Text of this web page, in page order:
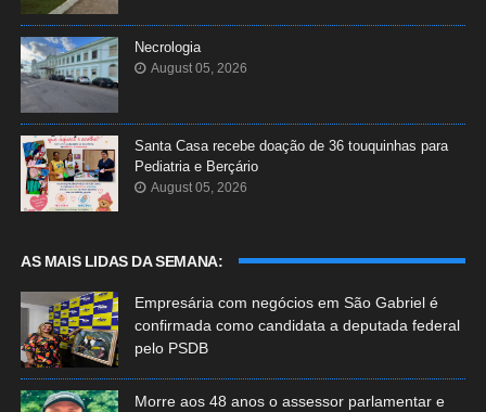
Necrologia
August 05, 2026
Santa Casa recebe doação de 36 touquinhas para
Pediatria e Berçário
August 05, 2026
AS MAIS LIDAS DA SEMANA:
Empresária com negócios em São Gabriel é
confirmada como candidata a deputada federal
pelo PSDB
Morre aos 48 anos o assessor parlamentar e